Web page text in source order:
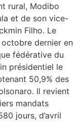
rural, Modibo
et de son vice-
Filho. Le
dernier en
fédérative du
présidentiel le
50,9% des
Il revient
mandats
jours, d’avril